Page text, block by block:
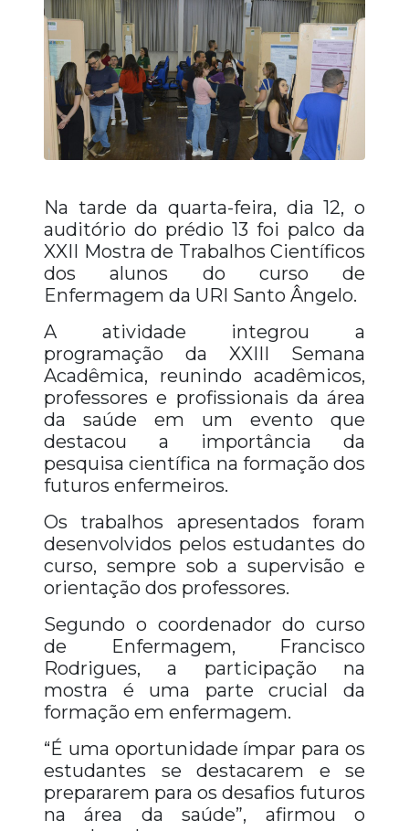
Na tarde da quarta-feira, dia 12, o
auditório do prédio 13 foi palco da
XXII Mostra de Trabalhos Científicos
dos alunos do curso de
Enfermagem da URI Santo Ângelo.
A atividade integrou a
programação da XXIII Semana
Acadêmica, reunindo acadêmicos,
professores e profissionais da área
da saúde em um evento que
destacou a importância da
pesquisa científica na formação dos
futuros enfermeiros.
Os trabalhos apresentados foram
desenvolvidos pelos estudantes do
curso, sempre sob a supervisão e
orientação dos professores.
Segundo o coordenador do curso
de Enfermagem, Francisco
Rodrigues, a participação na
mostra é uma parte crucial da
formação em enfermagem.
“É uma oportunidade ímpar para os
estudantes se destacarem e se
prepararem para os desafios futuros
na área da saúde”, afirmou o